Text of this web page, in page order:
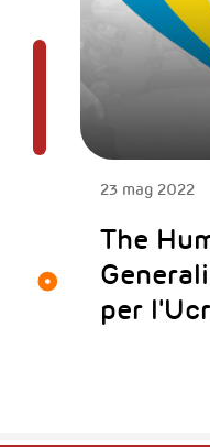
23 mag 2022
The
per